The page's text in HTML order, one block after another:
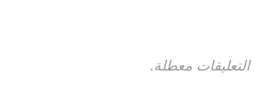
التعليقات معطلة.